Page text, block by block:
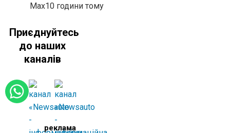
Max10 години тому
Приєднуйтесь
до наших
каналів
реклама